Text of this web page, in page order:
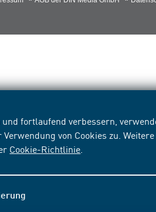
fortlaufend verbessern,
von Cookies zu.
Cookie-Richtlinie